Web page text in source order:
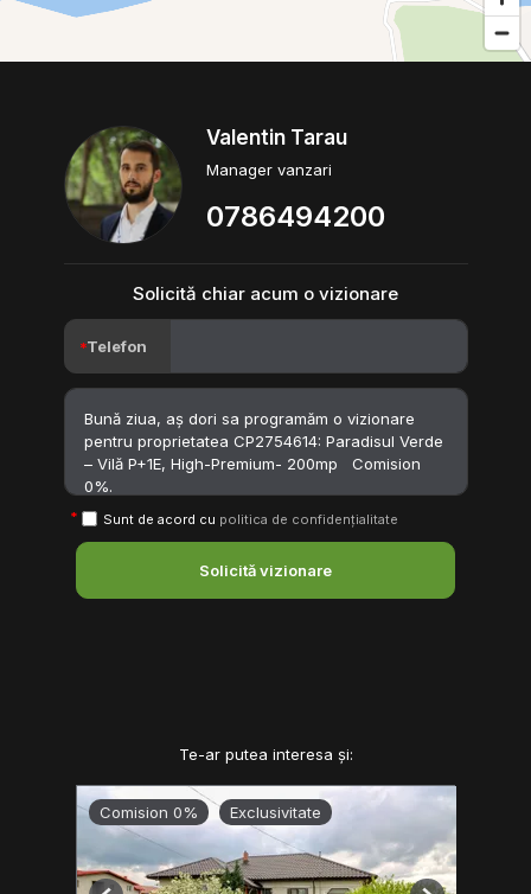
Valentin Tarau
Manager vanzari
0786494200
Solicită chiar acum o vizionare
Telefon
Sunt de acord cu politica de confidențialitate
Solicită vizionare
Te-ar putea interesa și:
Comision 0% Exclusivitate